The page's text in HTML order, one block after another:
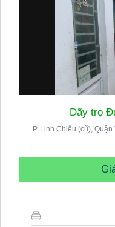
Dãy trọ
P. Linh Chiểu (cũ),